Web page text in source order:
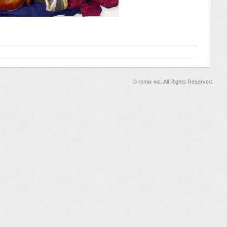
©remix inc. All Rights Reserved.